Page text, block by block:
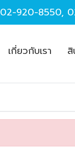
02-920-8550,
เกี่ยวกับเรา